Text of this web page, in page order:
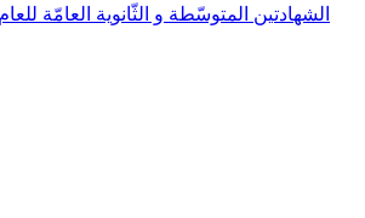
الشهادتين المتوسّطة و الثّانوية العامّة للعام